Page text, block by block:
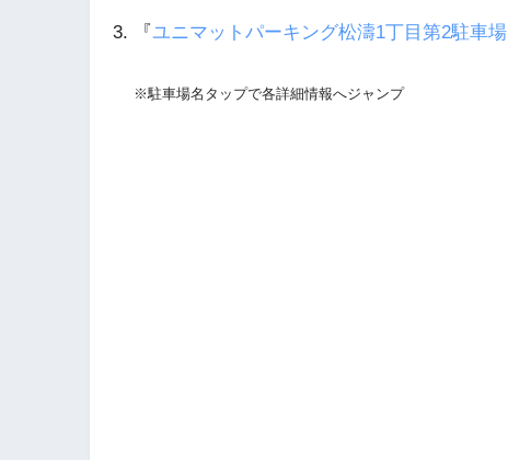
『ユニマットパーキング松濤1丁目第2駐車場
※駐車場名タップで各詳細情報へジャンプ